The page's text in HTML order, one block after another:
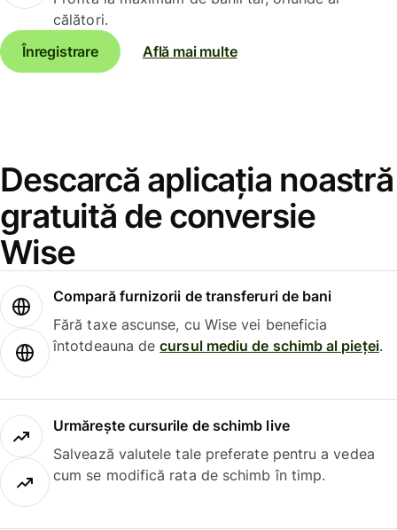
călători.
Înregistrare
Află mai multe
Descarcă aplicația noastră
gratuită de conversie
Wise
Compară furnizorii de transferuri de bani
Fără taxe ascunse, cu Wise vei beneficia
întotdeauna decursul mediu de schimb al pieței.
Urmărește cursurile de schimb live
Salvează valutele tale preferate pentru a vedea
cum se modifică rata de schimb în timp.